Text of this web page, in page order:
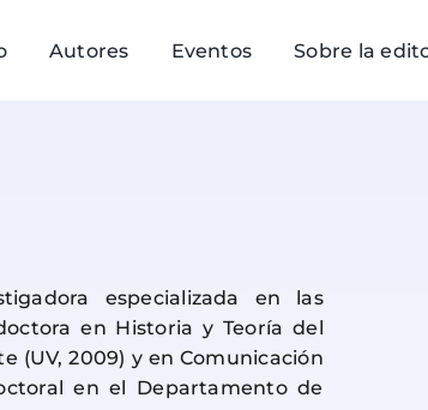
Autores Eventos Sobre la
especializada en las
en Historia y Teoría del
(UV, 2009) y en Comunicación
en el Departamento de